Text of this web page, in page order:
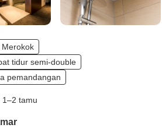
Merokok
tidur semi-double
pemandangan
1–2 tamu